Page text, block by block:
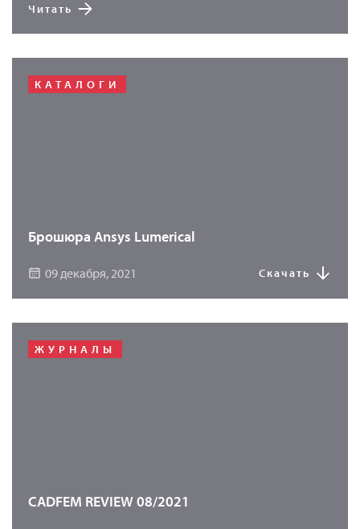
Читать
КАТАЛОГИ
Брошюра Ansys Lumerical
09 декабря, 2021 Скачать
ЖУРНАЛЫ
CADFEM REVIEW 08/2021